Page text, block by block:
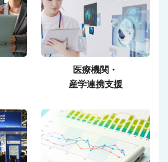
医療機関・
産学連携支援